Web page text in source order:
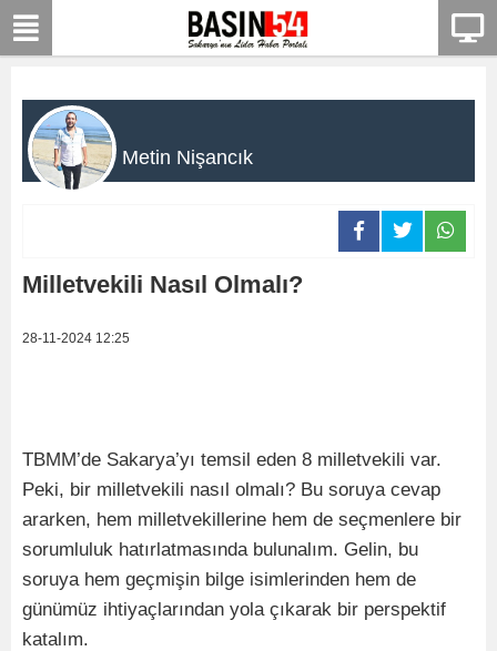
Metin Nişancık
Milletvekili Nasıl Olmalı?
28-11-2024 12:25
TBMM’de Sakarya’yı temsil eden 8 milletvekili var.
Peki, bir milletvekili nasıl olmalı? Bu soruya cevap
ararken, hem milletvekillerine hem de seçmenlere bir
sorumluluk hatırlatmasında bulunalım. Gelin, bu
soruya hem geçmişin bilge isimlerinden hem de
günümüz ihtiyaçlarından yola çıkarak bir perspektif
katalım.